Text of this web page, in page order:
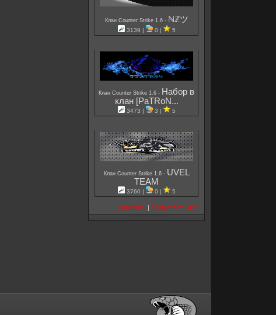
Клан Counter Strike 1.6 - ℕℤツ
3139 | 0 | 5
Клан Counter Strike 1.6 - Набор в
клан [PaTRoN...
3473 | 3 | 5
Клан Counter Strike 1.6 - UVEL
TEAM
3760 | 0 | 5
добавить | посмотреть все